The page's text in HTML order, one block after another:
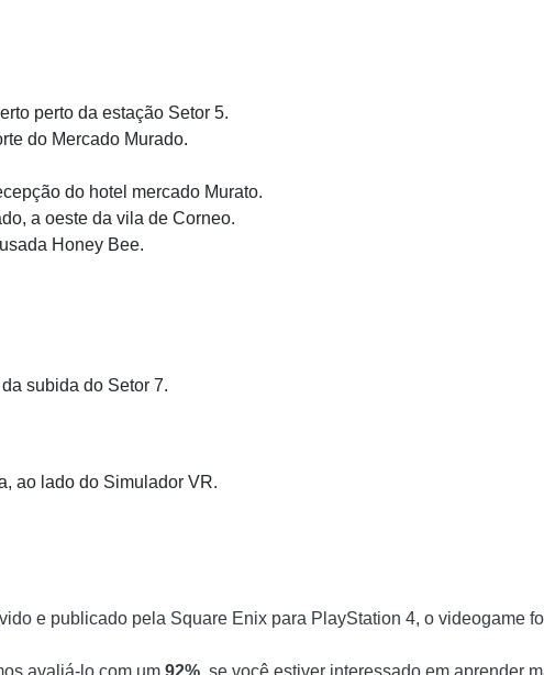
perto da estação Setor 5.
do Mercado Murado.
do hotel mercado Murato.
a oeste da vila de Corneo.
Honey Bee.
subida do Setor 7.
ao lado do Simulador VR.
e publicado pela Square Enix para PlayStation 4, o videogame
avaliá-lo com um 92% , se você estiver interessado em aprender